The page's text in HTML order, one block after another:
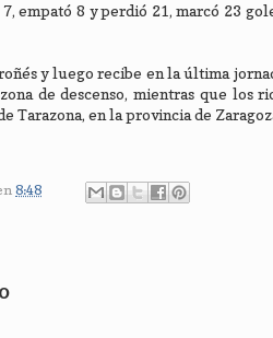
empató 8 y perdió 21, marcó 23
y luego recibe en la última
de descenso, mientras que los
Tarazona, en la provincia de
8:48